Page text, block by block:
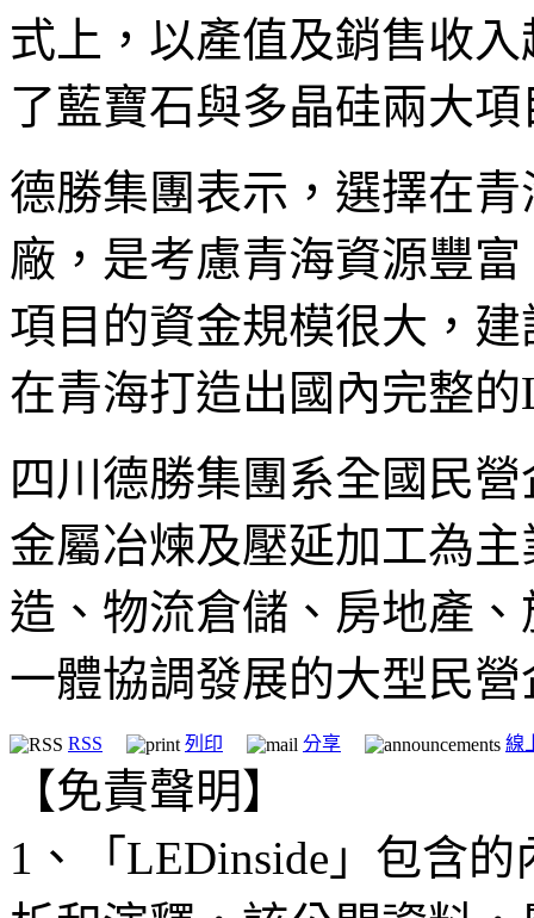
式上，以產值及銷售收
了藍寶石與多晶硅兩大
德勝集團表示，選擇在
廠，是考慮青海資源豐
項目的資金規模很大，
在青海打造出國內完整
四川德勝集團系全國民
金屬冶煉及壓延加工為
造、物流倉儲、房地產
一體協調發展的大型民
RSS 列印 分享 線
【免責聲明】
1、「LEDinside」包含